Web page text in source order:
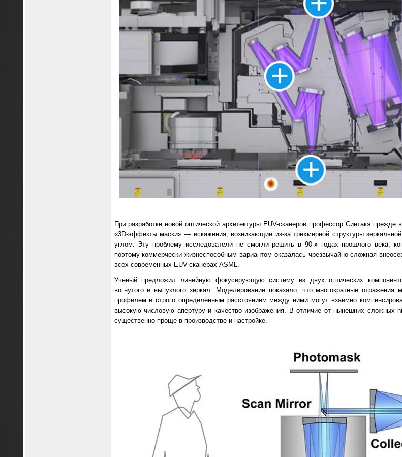
При разработке новой оптической архитектуры EUV-сканеров профессор Синтакэ прежде
«3D-эффекты маски» — искажения, возникающие из-за трёхмерной структуры
углом. Эту проблему исследователи не смогли решить в 90-х годах прошлого века,
поэтому коммерчески жизнеспособным вариантом оказалась чрезвычайно сложная
всех современных EUV-сканерах ASML.
Учёный предложил линейную фокусирующую систему из двух оптических
вогнутого и выпуклого зеркал. Моделирование показало, что многократные
профилем и строго определённым расстоянием между ними могут взаимно
высокую числовую апертуру и качество изображения. В отличие от нынешних сложных
существенно проще в производстве и настройке.